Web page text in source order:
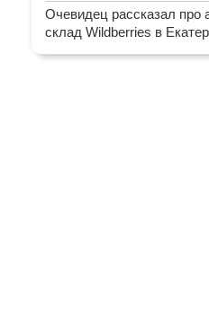
Очевидец рассказал про
склад Wildberries в